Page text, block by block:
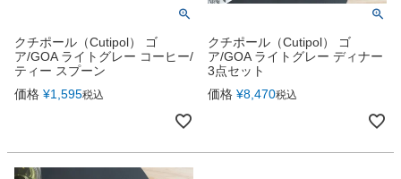
クチポール（Cutipol） ゴ
ア/GOA ライトグレー コーヒー/
ティー スプーン
価格 ¥1,595税込
クチポール（Cutipol） ゴ
ア/GOA ライトグレー ディナー
3点セット
価格 ¥8,470税込